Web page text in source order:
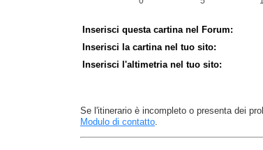
Inserisci questa cartina nel Forum:
Inserisci la cartina nel tuo sito:
Inserisci l'altimetria nel tuo sito:
Se l'itinerario è incompleto o presenta dei
Modulo di contatto.